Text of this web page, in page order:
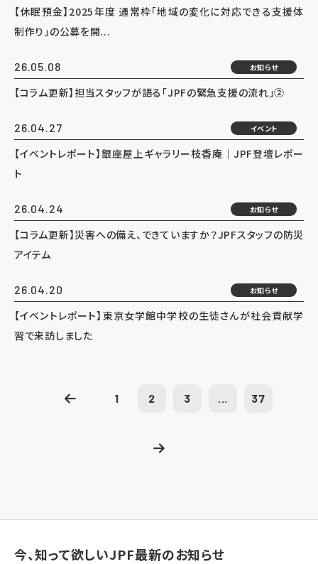
【休眠預金】2025年度 通常枠「地域の変化に対応できる支援体
制作り」の公募を開...
26.05.08 お知らせ
【コラム更新】担当スタッフが語る「JPFの緊急支援の流れ」②
26.04.27 イベント
【イベントレポート】銀座屋上ギャラリー枝香庵｜JPF登壇レポー
ト
26.04.24 お知らせ
【コラム更新】災害への備え、できていますか？JPFスタッフの防災
アイテム
26.04.20 お知らせ
【イベントレポート】東京女学館中学校の生徒さんが社会貢献学
習で来訪しました
1 2 3 ... 37
今、知って欲しいJPF最新のお知らせ